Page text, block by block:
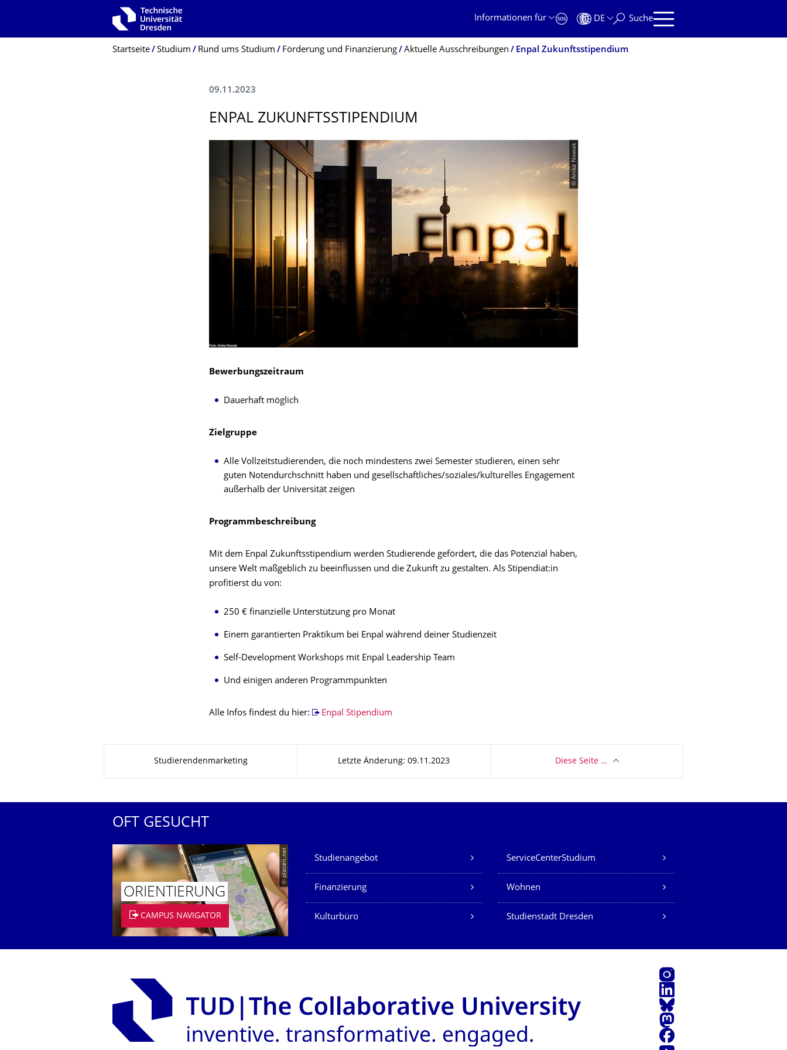
Zur Hauptnavigation springen
Informationen für
DE Suche
Breadcrumb-Menü
Startseite Studium Rund ums Studium Förderung und Finanzierung Aktuelle Ausschreibungen Enpal Zukunftsstipendium
09.11.2023
ENPAL ZUKUNFTSSTIPEN­DIUM
© Anika Nowak
Bewerbungszeitraum
Dauerhaft möglich
Zielgruppe
Alle Vollzeitstudierenden, die noch mindestens zwei Semester studieren, einen sehr
guten Notendurchschnitt haben und gesellschaftliches/soziales/kulturelles Engagement
außerhalb der Universität zeigen
Programmbeschreibung
Mit dem Enpal Zukunftsstipendium werden Studierende gefördert, die das Potenzial haben,
unsere Welt maßgeblich zu beeinflussen und die Zukunft zu gestalten. Als Stipendiat:in
profitierst du von:
250 € finanzielle Unterstützung pro Monat
Einem garantierten Praktikum bei Enpal während deiner Studienzeit
Self-Development Workshops mit Enpal Leadership Team
Und einigen anderen Programmpunkten
Alle Infos findest du hier: Enpal Stipendium
Studierendenmarketing Letzte Änderung: 09.11.2023 Diese Seite …
OFT GESUCHT
© placeit.net
ORIENTIERUNG
CAMPUS NAVIGATOR
Unsere Dienste
Studienangebot ServiceCenterStudium
Finanzierung Wohnen
Kulturbüro Studienstadt Dresden
Instagram
LinkedIn
Bluesky
Mastodon
Facebook